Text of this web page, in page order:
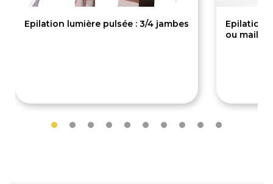
Epilation lumière pulsée : 3/4 jambes
Epilation
ou maillot